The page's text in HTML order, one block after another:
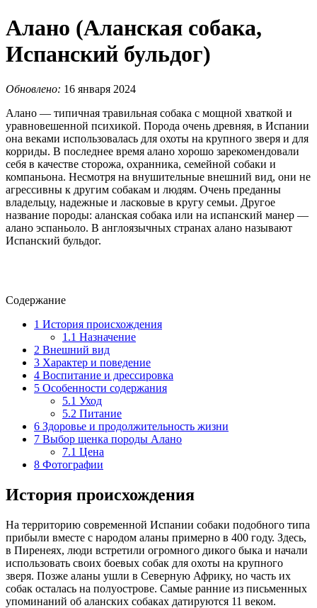
Алано (Аланская собака,
Испанский бульдог)
Обновлено: 16 января 2024
Алано ― типичная травильная собака с мощной хваткой и
уравновешенной психикой. Порода очень древняя, в Испании
она веками использовалась для охоты на крупного зверя и для
корриды. В последнее время алано хорошо зарекомендовали
себя в качестве сторожа, охранника, семейной собаки и
компаньона. Несмотря на внушительные внешний вид, они не
агрессивны к другим собакам и людям. Очень преданны
владельцу, надежные и ласковые в кругу семьи. Другое
название породы: аланская собака или на испанский манер ―
алано эспаньоло. В англоязычных странах алано называют
Испанский бульдог.
Содержание
1 История происхождения
1.1 Назначение
2 Внешний вид
3 Характер и поведение
4 Воспитание и дрессировка
5 Особенности содержания
5.1 Уход
5.2 Питание
6 Здоровье и продолжительность жизни
7 Выбор щенка породы Алано
7.1 Цена
8 Фотографии
История происхождения
На территорию современной Испании собаки подобного типа
прибыли вместе с народом аланы примерно в 400 году. Здесь,
в Пиренеях, люди встретили огромного дикого быка и начали
использовать своих боевых собак для охоты на крупного
зверя. Позже аланы ушли в Северную Африку, но часть их
собак осталась на полуострове. Самые ранние из письменных
упоминаний об аланских собаках датируются 11 веком.